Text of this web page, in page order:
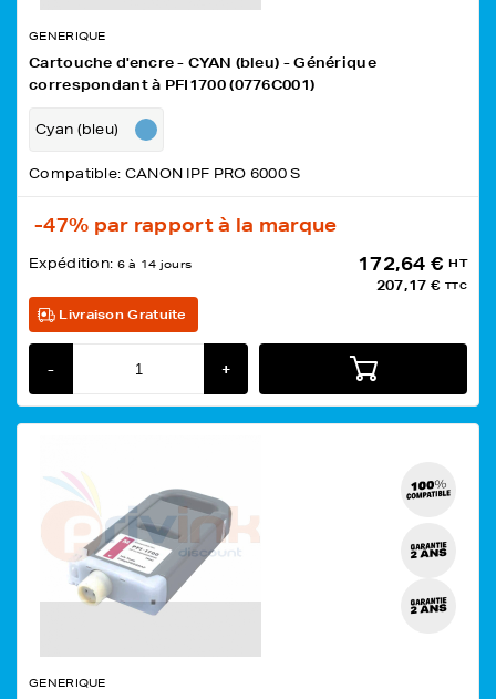
GENERIQUE
Cartouche d'encre - CYAN (bleu) - Générique
correspondant à PFI1700 (0776C001)
Cyan (bleu)
Compatible: CANON IPF PRO 6000 S
-47% par rapport à la marque
Expédition: 6 à 14 jours 172,64 € HT
207,17 € TTC
Livraison Gratuite
- +
GENERIQUE